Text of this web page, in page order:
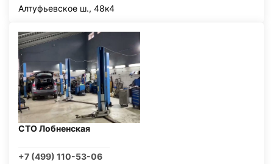
Алтуфьевское ш., 48к4
СТО Лобненская
+7 (499) 110-53-06